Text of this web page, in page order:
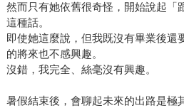
然而只有她依舊很奇怪，開始說起「
這種話。
即使她這麼說，但我既沒有畢業後還
的將來也不感興趣。
沒錯，我完全、絲毫沒有興趣。
暑假結束後，會聊起未來的出路是極